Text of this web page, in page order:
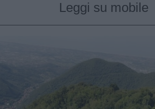
Leggi su mobile